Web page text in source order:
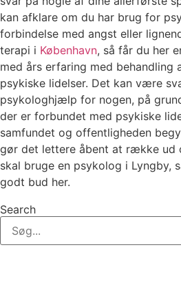
kan afklare om du har brug for
forbindelse med angst eller
terapi i København, så får du her
med års erfaring med behandling
psykiske lidelser. Det kan være
psykologhjælp for nogen, på
der er forbundet med psykiske
samfundet og offentligheden
gør det lettere åbent at række ud
skal bruge en psykolog i Lyngby,
godt bud her.
Search